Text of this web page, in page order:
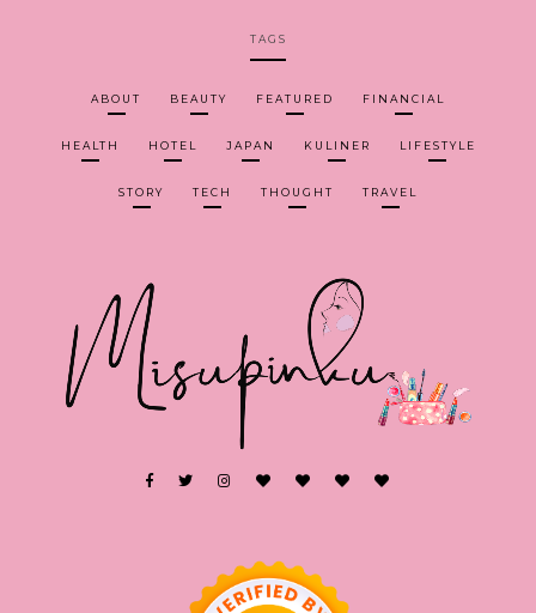
TAGS
ABOUT BEAUTY FEATURED FINANCIAL
HEALTH HOTEL JAPAN KULINER LIFESTYLE
STORY TECH THOUGHT TRAVEL